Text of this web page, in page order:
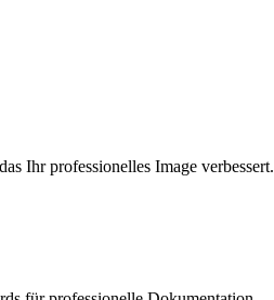
Ihr professionelles Image verbessert.